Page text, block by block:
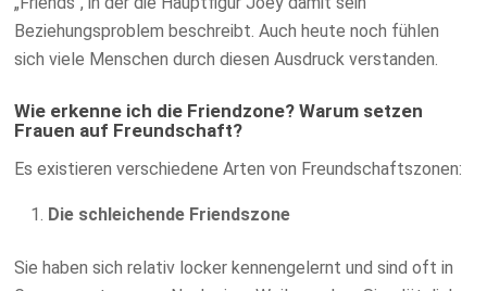
Beziehungsproblem beschreibt. Auch heute noch fühlen
sich viele Menschen durch diesen Ausdruck verstanden.
Wie erkenne ich die Friendzone? Warum setzen
Frauen auf Freundschaft?
Es existieren verschiedene Arten von Freundschaftszonen:
Die schleichende Friendszone
Sie haben sich relativ locker kennengelernt und sind oft in